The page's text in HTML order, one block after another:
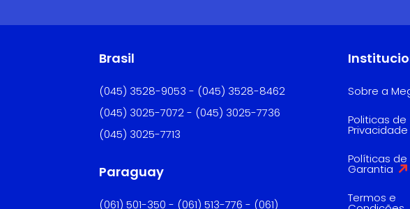
Brasil
(045) 3528-9053 - (045) 3528-8462
(045) 3025-7072 - (045) 3025-7736
(045) 3025-7713
Paraguay
(061) 501-350 - (061) 513-776 - (061)
Sobre a
Politicas de
Privacidade
Políticas de
Garantia
Termos e